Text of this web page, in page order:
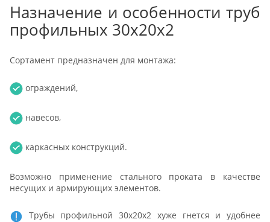
Назначение и особенности труб
профильных 30х20х2
Сортамент предназначен для монтажа:
ограждений,
навесов,
каркасных конструкций.
Возможно применение стального проката в качестве
несущих и армирующих элементов.
Трубы профильной 30х20х2 хуже гнется и удобнее